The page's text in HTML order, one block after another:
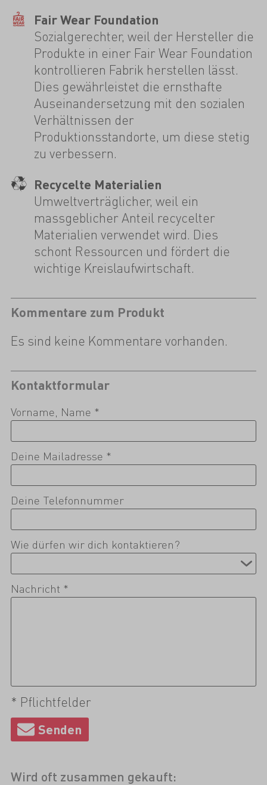
Fair Wear Foundation
Sozialgerechter, weil der Hersteller die
Produkte in einer Fair Wear Foundation
kontrollieren Fabrik herstellen lässt.
Dies gewährleistet die ernsthafte
Auseinandersetzung mit den sozialen
Verhältnissen der
Produktionsstandorte, um diese stetig
zu verbessern.
Recycelte Materialien
Umweltverträglicher, weil ein
massgeblicher Anteil recycelter
Materialien verwendet wird. Dies
schont Ressourcen und fördert die
wichtige Kreislaufwirtschaft.
Kommentare zum Produkt
Es sind keine Kommentare vorhanden.
Kontaktformular
Vorname, Name *
Deine Mailadresse *
Deine Telefonnummer
Wie dürfen wir dich kontaktieren?
Nachricht *
* Pflichtfelder
Wird oft zusammen gekauft: